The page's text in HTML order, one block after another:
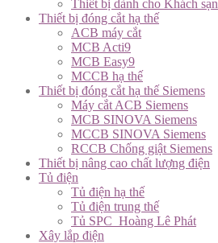
Thiết bị dành cho Khách sạn
Thiết bị đóng cắt hạ thế
ACB máy cắt
MCB Acti9
MCB Easy9
MCCB hạ thế
Thiết bị đóng cắt hạ thế Siemens
Máy cắt ACB Siemens
MCB SINOVA Siemens
MCCB SINOVA Siemens
RCCB Chống giật Siemens
Thiết bị nâng cao chất lượng điện
Tủ điện
Tủ điện hạ thế
Tủ điện trung thế
Tủ SPC_Hoàng Lê Phát
Xây lắp điện